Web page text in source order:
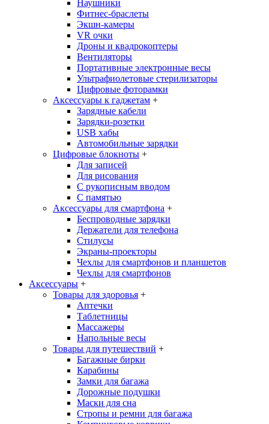
Наушники
Фитнес-браслеты
Экшн-камеры
VR очки
Дроны и квадрокоптеры
Вентиляторы
Портативные электронные весы
Ультрафиолетовые стерилизаторы
Цифровые фоторамки
Аксессуары к гаджетам +
Зарядные кабели
Зарядки-розетки
USB хабы
Автомобильные зарядки
Цифровые блокноты +
Для записей
Для рисования
С рукописным вводом
С памятью
Аксессуары для смартфона +
Беспроводные зарядки
Держатели для телефона
Стилусы
Экраны-проекторы
Чехлы для смартфонов и планшетов
Чехлы для смартфонов
Аксессуары +
Товары для здоровья +
Аптечки
Таблетницы
Массажеры
Напольные весы
Товары для путешествий +
Багажные бирки
Карабины
Замки для багажа
Дорожные подушки
Маски для сна
Стропы и ремни для багажа